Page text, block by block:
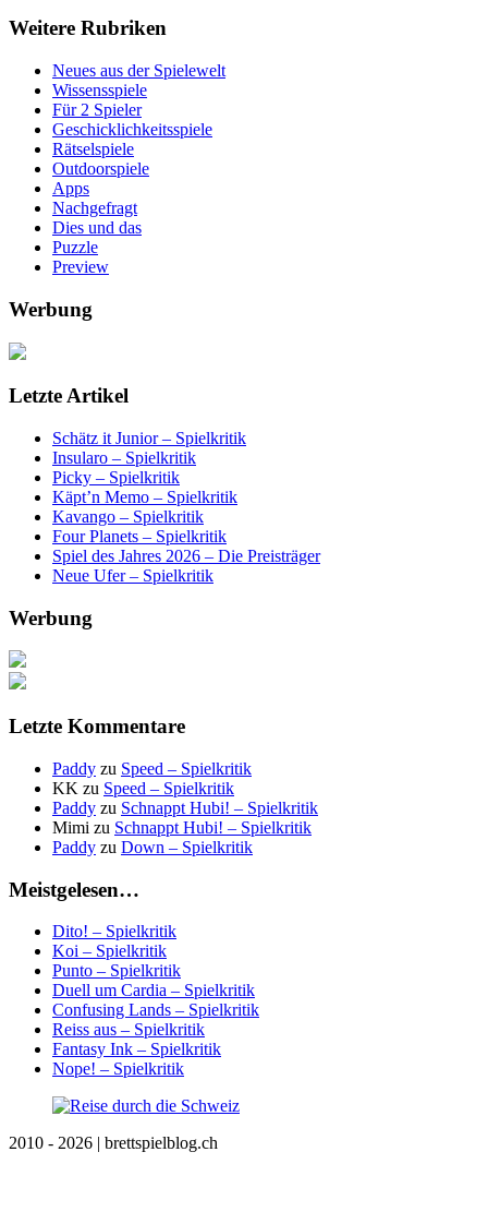
Weitere Rubriken
Neues aus der Spielewelt
Wissensspiele
Für 2 Spieler
Geschicklichkeitsspiele
Rätselspiele
Outdoorspiele
Apps
Nachgefragt
Dies und das
Puzzle
Preview
Werbung
Letzte Artikel
Schätz it Junior – Spielkritik
Insularo – Spielkritik
Picky – Spielkritik
Käpt’n Memo – Spielkritik
Kavango – Spielkritik
Four Planets – Spielkritik
Spiel des Jahres 2026 – Die Preisträger
Neue Ufer – Spielkritik
Werbung
Letzte Kommentare
Paddy zu Speed – Spielkritik
KK zu Speed – Spielkritik
Paddy zu Schnappt Hubi! – Spielkritik
Mimi zu Schnappt Hubi! – Spielkritik
Paddy zu Down – Spielkritik
Meistgelesen…
Dito! – Spielkritik
Koi – Spielkritik
Punto – Spielkritik
Duell um Cardia – Spielkritik
Confusing Lands – Spielkritik
Reiss aus – Spielkritik
Fantasy Ink – Spielkritik
Nope! – Spielkritik
2010 - 2026 | brettspielblog.ch